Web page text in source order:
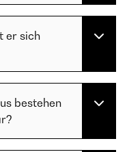
er sich
bestehen